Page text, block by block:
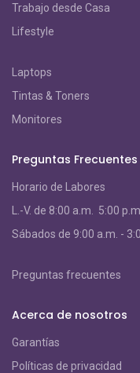
Trabajo desde Casa
Lifestyle
Laptops
Tintas & Toners
Monitores
Preguntas Frecuentes
Horario de Labores
L.-V. de 8:00 a.m. 5:00 p.m.
Sábados de 9:00 a.m. -
Preguntas frecuentes
Acerca de nosotros
Garantías
Políticas de privacidad